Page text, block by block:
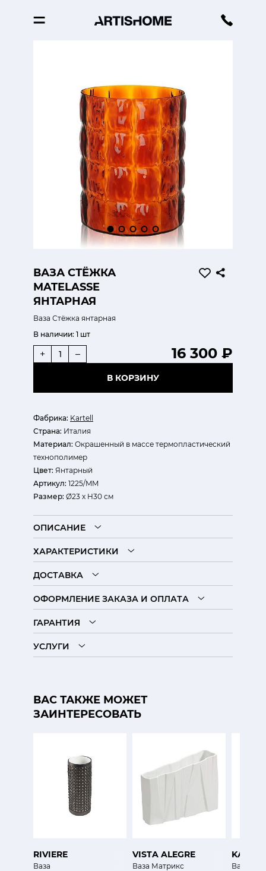
ВАЗА СТЁЖКА
MATELASSE
ЯНТАРНАЯ
Ваза Стёжка янтарная
Фабрика: Kartell
Страна: Италия
Материал: Окрашенный в массе термопластический
технополимер
Цвет: Янтарный
Артикул: 1225/MM
Размер: Ø23 х H30 см
В наличии: 1 шт
16 300 ₽
+ –
В КОРЗИНУ
ОПИСАНИЕ
ХАРАКТЕРИСТИКИ
ДОСТАВКА
ОФОРМЛЕНИЕ ЗАКАЗА И ОПЛАТА
ГАРАНТИЯ
УСЛУГИ
ВАС ТАКЖЕ МОЖЕТ
ЗАИНТЕРЕСОВАТЬ
RIVIERE
Ваза
VISTA ALEGRE
Ваза Матрикс Ваза